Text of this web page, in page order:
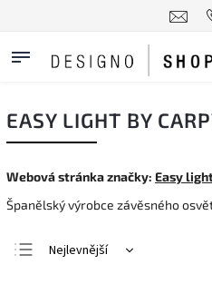
EASY LIGHT BY
Webová stránka značky: Easy
Španělský výrobce závěsného
Nejlevnější